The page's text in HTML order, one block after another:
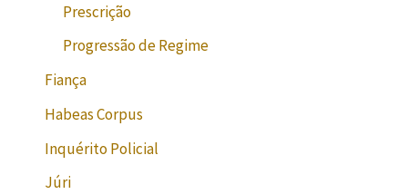
Prescrição
Progressão de Regime
Fiança
Habeas Corpus
Inquérito Policial
Júri